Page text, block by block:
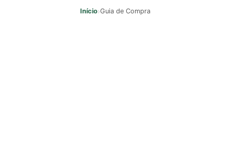
Início›Guia de Compra